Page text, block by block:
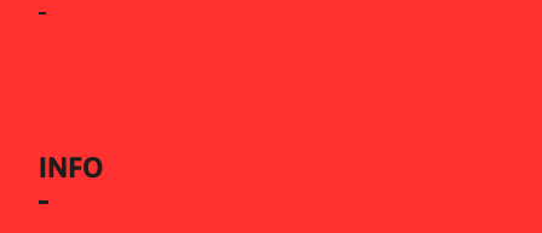
INFO